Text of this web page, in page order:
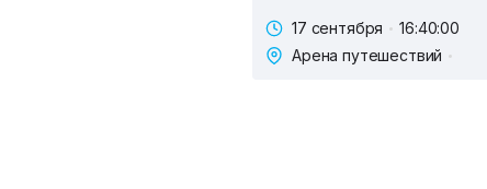
17 сентября
16:40:00
Арена путешествий